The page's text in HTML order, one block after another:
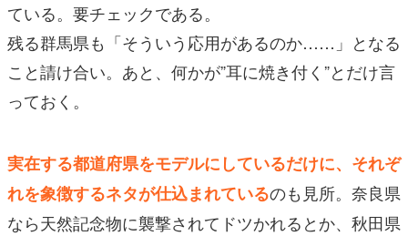
ている。要チェックである。
残る群馬県も「そういう応用があるのか……」となる
こと請け合い。あと、何かが”耳に焼き付く”とだけ言
っておく。
実在する都道府県をモデルにしているだけに、それぞ
れを象徴するネタが仕込まれているのも見所。奈良県
なら天然記念物に襲撃されてドツかれるとか、秋田県